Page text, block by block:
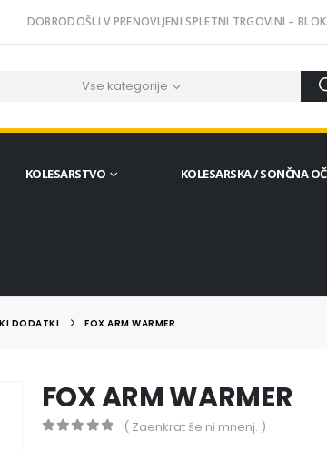
DOBRODOŠLI V PRENOVLJENI SPLETNI TRGOVINI –
Vse kategorije
KOLESARSTVO KOLESARSKA / SONČNA
DODATKI FOX ARM WARMER
FOX ARM WARMER
( Zaenkrat še ni mnenj. )